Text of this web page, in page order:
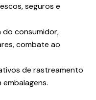
seguros e
do consumidor,
combate ao
de rastreamento
embalagens.